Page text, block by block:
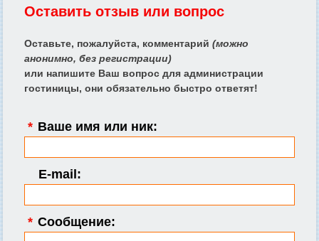
Оставить отзыв или вопрос
Оставьте, пожалуйста, комментарий (можно
анонимно, без регистрации)
или напишите Ваш вопрос для администрации
гостиницы, они обязательно быстро ответят!
* Ваше имя или ник:
E-mail:
* Сообщение: